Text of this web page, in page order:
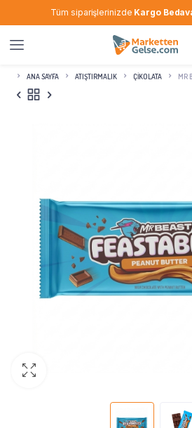
Tüm siparişlerinizde Kargo
ANA SAYFA ATIŞTIRMALIK ÇIKOLATA MR